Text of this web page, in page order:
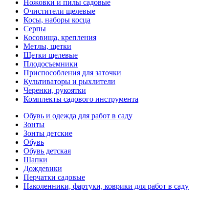
Ножовки и пилы садовые
Очистители щелевые
Косы, наборы косца
Серпы
Косовища, крепления
Метлы, щетки
Щетки щелевые
Плодосъемники
Приспособления для заточки
Культиваторы и рыхлители
Черенки, рукоятки
Комплекты садового инструмента
Обувь и одежда для работ в саду
Зонты
Зонты детские
Обувь
Обувь детская
Шапки
Дождевики
Перчатки садовые
Наколенники, фартуки, коврики для работ в саду